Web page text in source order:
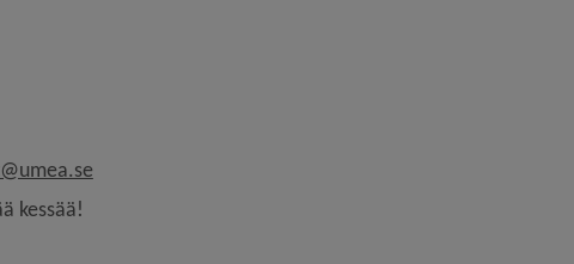
kessää!